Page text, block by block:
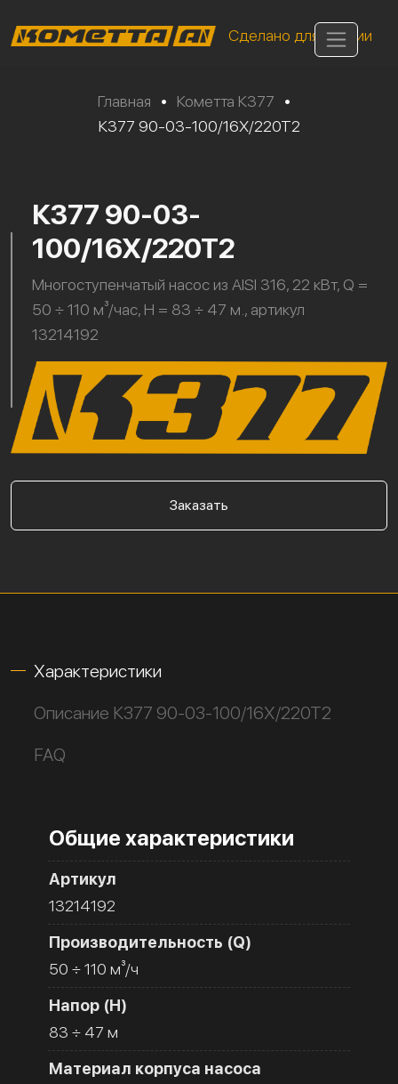
Сделано для России
Главная • Кометта К377
•
К377 90-03-100/16Х/220Т2
К377 90-03-
100/16Х/220Т2
Многоступенчатый насос из AISI 316, 22 кВт, Q =
50 ÷ 110 м³/час, H = 83 ÷ 47 м., артикул
13214192
Заказать
Характеристики
Описание К377 90-03-100/16Х/220Т2
FAQ
Общие характеристики
Артикул
13214192
Производительность (Q)
50 ÷ 110 м³/ч
Напор (H)
83 ÷ 47 м
Материал корпуса насоса